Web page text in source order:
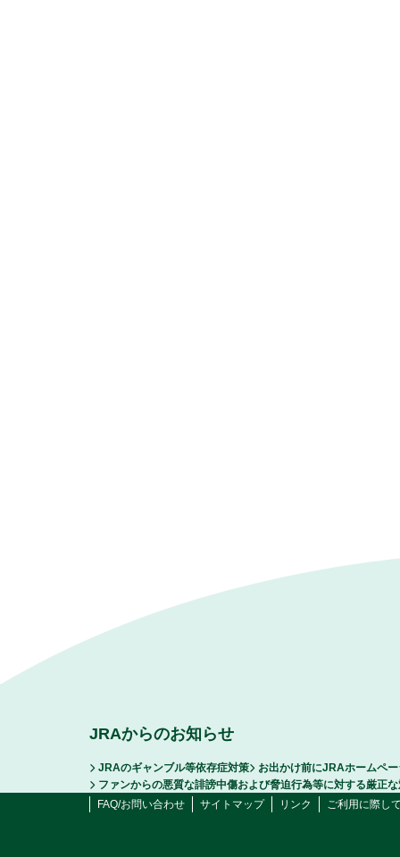
JRAからのお知らせ
JRAのギャンブル等依存症対策
お出かけ前にJRAホームペ
ファンからの悪質な誹謗中傷および脅迫行為等に対する厳正
FAQ/お問い合わせ
サイトマップ リンク ご利用に際し